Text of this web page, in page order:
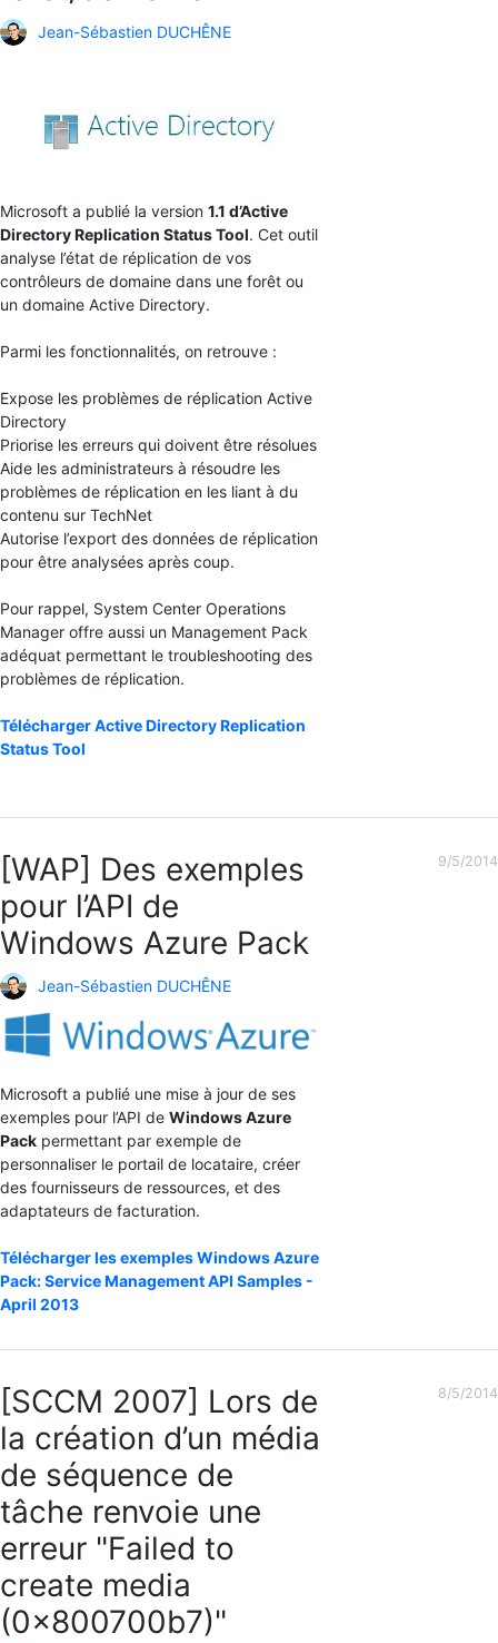
Jean-Sébastien DUCHÊNE
Microsoft a publié la version 1.1 d’Active
Directory Replication Status Tool. Cet outil
analyse l’état de réplication de vos
contrôleurs de domaine dans une forêt ou
un domaine Active Directory.
Parmi les fonctionnalités, on retrouve :
Expose les problèmes de réplication Active
Directory
Priorise les erreurs qui doivent être résolues
Aide les administrateurs à résoudre les
problèmes de réplication en les liant à du
contenu sur TechNet
Autorise l’export des données de réplication
pour être analysées après coup.
Pour rappel, System Center Operations
Manager offre aussi un Management Pack
adéquat permettant le troubleshooting des
problèmes de réplication.
Télécharger Active Directory Replication
Status Tool
[WAP] Des exemples
pour l’API de
Windows Azure Pack
Jean-Sébastien DUCHÊNE
Microsoft a publié une mise à jour de ses
exemples pour l’API de Windows Azure
Pack permettant par exemple de
personnaliser le portail de locataire, créer
des fournisseurs de ressources, et des
adaptateurs de facturation.
Télécharger les exemples Windows Azure
Pack: Service Management API Samples -
April 2013
9/5/2014
[SCCM 2007] Lors de
la création d’un média
de séquence de
tâche renvoie une
erreur "Failed to
create media
(0x800700b7)"
8/5/2014